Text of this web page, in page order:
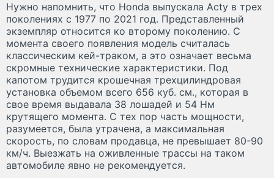
Нужно напомнить, что Honda выпускала Acty в трех
поколениях с 1977 по 2021 год. Представленный
экземпляр относится ко второму поколению. С
момента своего появления модель считалась
классическим кей-траком, а это означает весьма
скромные технические характеристики. Под
капотом трудится крошечная трехцилиндровая
установка объемом всего 656 куб. см., которая в
свое время выдавала 38 лошадей и 54 Нм
крутящего момента. С тех пор часть мощности,
разумеется, была утрачена, а максимальная
скорость, по словам продавца, не превышает 80-90
км/ч. Выезжать на оживленные трассы на таком
автомобиле явно не рекомендуется.